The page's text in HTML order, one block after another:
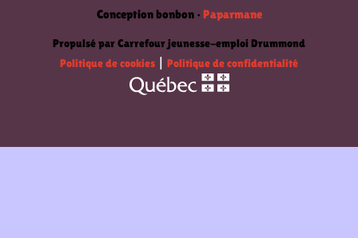
Conception bonbon • Paparmane
Propulsé par Carrefour jeunesse-emploi Drummond
Politique de cookies
Politique de confidentialité